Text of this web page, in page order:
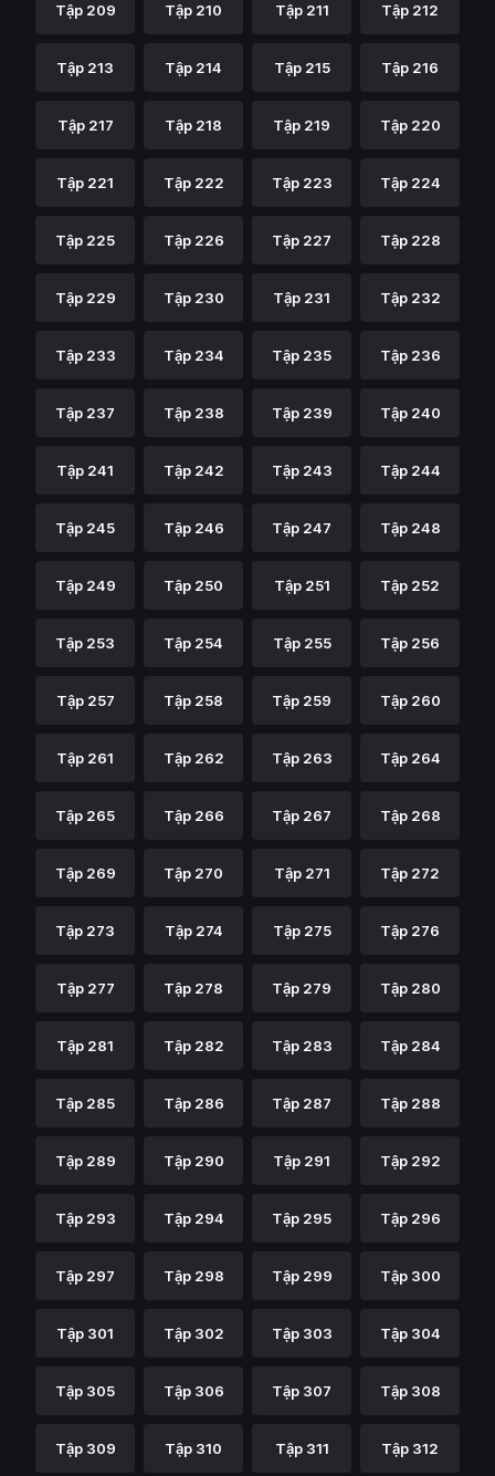
Tập 209 Tập 210 Tập 211 Tập 212
Tập 213 Tập 214 Tập 215 Tập 216
Tập 217 Tập 218 Tập 219 Tập 220
Tập 221 Tập 222 Tập 223 Tập 224
Tập 225 Tập 226 Tập 227 Tập 228
Tập 229 Tập 230 Tập 231 Tập 232
Tập 233 Tập 234 Tập 235 Tập 236
Tập 237 Tập 238 Tập 239 Tập 240
Tập 241 Tập 242 Tập 243 Tập 244
Tập 245 Tập 246 Tập 247 Tập 248
Tập 249 Tập 250 Tập 251 Tập 252
Tập 253 Tập 254 Tập 255 Tập 256
Tập 257 Tập 258 Tập 259 Tập 260
Tập 261 Tập 262 Tập 263 Tập 264
Tập 265 Tập 266 Tập 267 Tập 268
Tập 269 Tập 270 Tập 271 Tập 272
Tập 273 Tập 274 Tập 275 Tập 276
Tập 277 Tập 278 Tập 279 Tập 280
Tập 281 Tập 282 Tập 283 Tập 284
Tập 285 Tập 286 Tập 287 Tập 288
Tập 289 Tập 290 Tập 291 Tập 292
Tập 293 Tập 294 Tập 295 Tập 296
Tập 297 Tập 298 Tập 299 Tập 300
Tập 301 Tập 302 Tập 303 Tập 304
Tập 305 Tập 306 Tập 307 Tập 308
Tập 309 Tập 310 Tập 311 Tập 312